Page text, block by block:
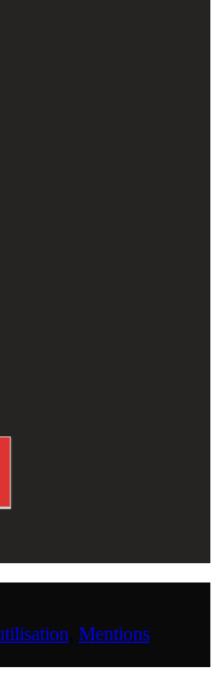
Mentions